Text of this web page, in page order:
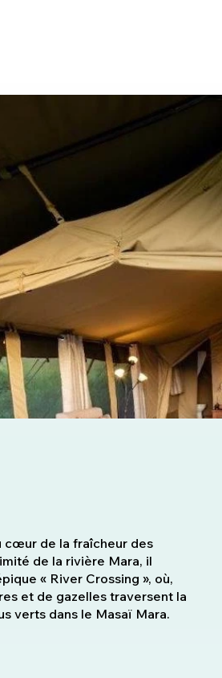
cœur de la fraîcheur des
de la rivière Mara, il
« River Crossing », où,
et de gazelles traversent la
verts dans le Masaï Mara.